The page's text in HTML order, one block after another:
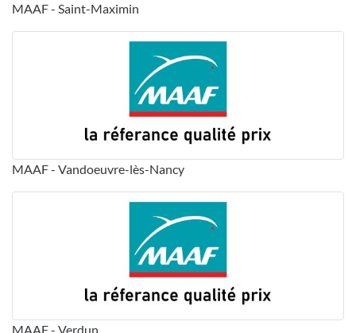
MAAF - Saint-Maximin
MAAF - Vandoeuvre-lès-Nancy
MAAF - Verdun